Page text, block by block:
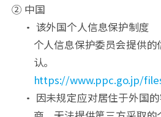
② 中国
• 该外国个人信息保护制度
个人信息保护委员会提供
认。
https://www.ppc.go.jp/
• 因未规定应对居住于外国